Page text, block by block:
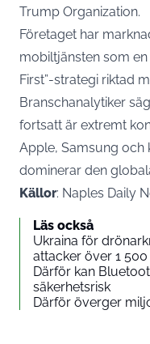
Trump Organization.
Företaget har
mobiltjänsten som
First”-strategi riktad
Branschanalytiker
fortsatt är extremt
Apple, Samsung och
dominerar den
Källor: Naples Daily
Läs också
Ukraina för
attacker över 1
Därför kan
säkerhetsrisk
Därför överger